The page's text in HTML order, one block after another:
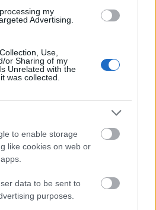
my
Advertising.
Use,
or Sharing of my
Unrelated with the
was collected.
to enable storage
like cookies on web or
data to be sent to
purposes.
το σχόλιο
να συνδεθείς
gazzetta!